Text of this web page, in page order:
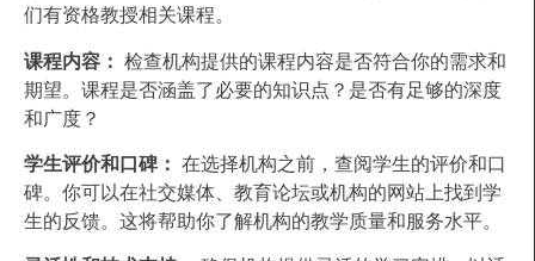
们有资格教授相关课程。
课程内容： 检查机构提供的课程内容是否符合你的需求和
期望。课程是否涵盖了必要的知识点？是否有足够的深度
和广度？
学生评价和口碑： 在选择机构之前，查阅学生的评价和口
碑。你可以在社交媒体、教育论坛或机构的网站上找到学
生的反馈。这将帮助你了解机构的教学质量和服务水平。